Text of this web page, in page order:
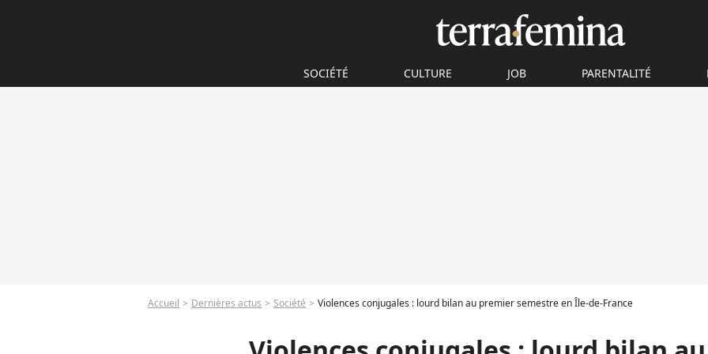
SOCIÉTÉ CULTURE JOB PARENTALITÉ
Accueil Dernières actus Société Violences conjugales : lourd bilan au premier semestre en Île-de-France